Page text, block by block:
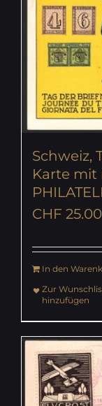
Schweiz,
Karte mit
CHF 25.00
In den
Zur
hinzufügen